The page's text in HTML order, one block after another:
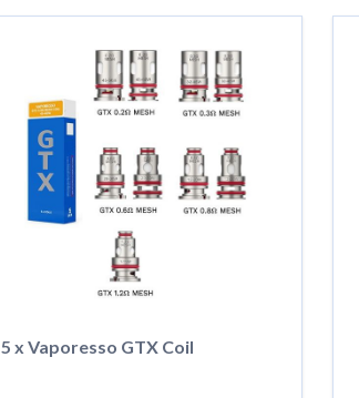
5 x Vaporesso GTX Coil